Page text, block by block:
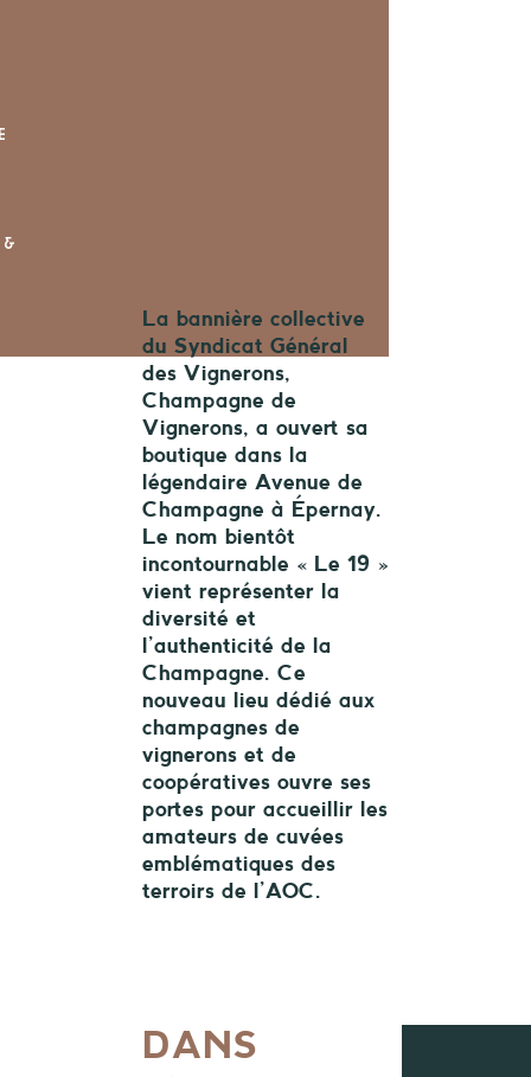
&
La bannière collective
du Syndicat Général
des Vignerons,
Champagne de
Vignerons, a ouvert sa
boutique dans la
légendaire Avenue de
Champagne à Épernay.
Le nom bientôt
incontournable « Le 19 »
vient représenter la
diversité et
l’authenticité de la
Champagne. Ce
nouveau lieu dédié aux
champagnes de
vignerons et de
coopératives ouvre ses
portes pour accueillir les
amateurs de cuvées
emblématiques des
terroirs de l’AOC.
DANS